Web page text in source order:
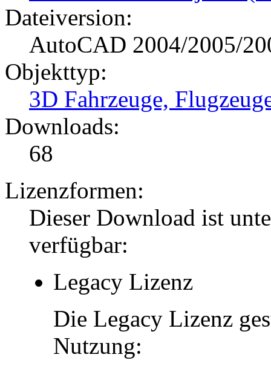
Dateiversion:
AutoCAD 2004/2005/
Objekttyp:
3D Fahrzeuge,
Downloads:
68
Lizenzformen:
Dieser Download ist
verfügbar:
Legacy Lizenz
Die Legacy Lizenz
Nutzung: